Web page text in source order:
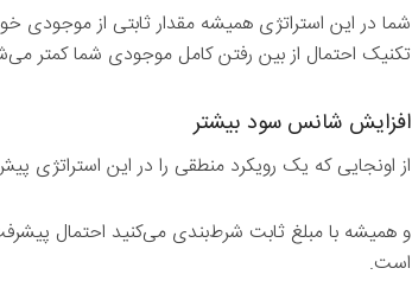
شما در این استراتژی همیشه مقدار ثابتی از موجودی
تکنیک احتمال از بین رفتن کامل موجودی شما کمتر
افزایش شانس سود بیشتر
از اونجایی که یک رویکرد منطقی را در این استراتژی
و همیشه با مبلغ ثابت شرط‌بندی می‌کنید احتمال
است.